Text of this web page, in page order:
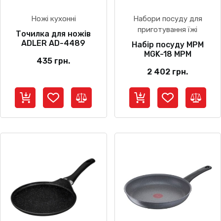
Ножі кухонні
Точилка для ножів
ADLER AD-4489
435 грн.
Набори посуду для
приготування їжі
Набір посуду МРМ
MGK-18 МРМ
2 402 грн.